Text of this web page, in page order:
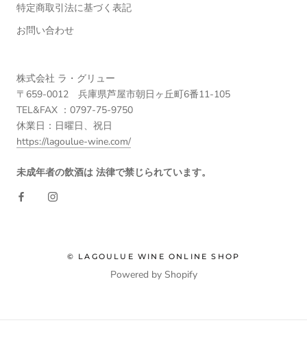
特定商取引法に基づく表記
お問い合わせ
株式会社 ラ・グリュー
〒659-0012 兵庫県芦屋市朝日ヶ丘町6番11-105
TEL&FAX ：0797-75-9750
休業日：日曜日、祝日
https://lagoulue-wine.com/
未成年者の飲酒は 法律で禁じられています。
© LAGOULUE WINE ONLINE SHOP
Powered by Shopify